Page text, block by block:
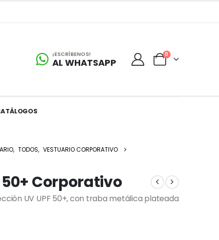
¡ESCRÍBENOS!
AL WHATSAPP
0
, TODOS, VESTUARIO CORPORATIVO
50+ Corporativo
UV UPF 50+, con traba metálica plateada